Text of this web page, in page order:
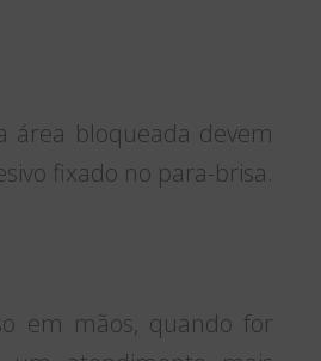
área bloqueada devem
fixado no para-brisa.
em mãos, quando for